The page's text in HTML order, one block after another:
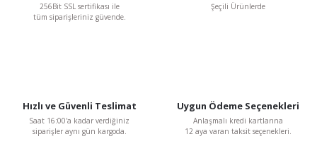
4.879,34 TL
256Bit SSL sertifikası ile
tüm siparişleriniz güvende.
Şeçili Ürünlerde
Hızlı ve Güvenli Teslimat
Saat 16:00'a kadar verdiğiniz
siparişler aynı gün kargoda.
Uygun Ödeme Seçenekleri
Anlaşmalı kredi kartlarına
12 aya varan taksit seçenekleri.